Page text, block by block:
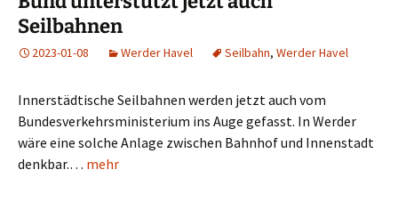
Seilbahnen
2023-01-08 Werder Havel Seilbahn, Werder Havel
Innerstädtische Seilbahnen werden jetzt auch vom
Bundesverkehrsministerium ins Auge gefasst. In Werder
wäre eine solche Anlage zwischen Bahnhof und Innenstadt
denkbar.… mehr